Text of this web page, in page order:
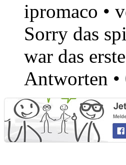
ipromaco •
Sorry das
war das
Antworten •